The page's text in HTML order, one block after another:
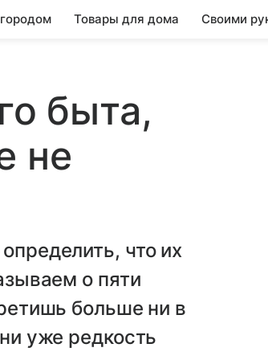
Товары для дома Своими
быта,
не
что их
о пяти
больше ни в
уже редкость